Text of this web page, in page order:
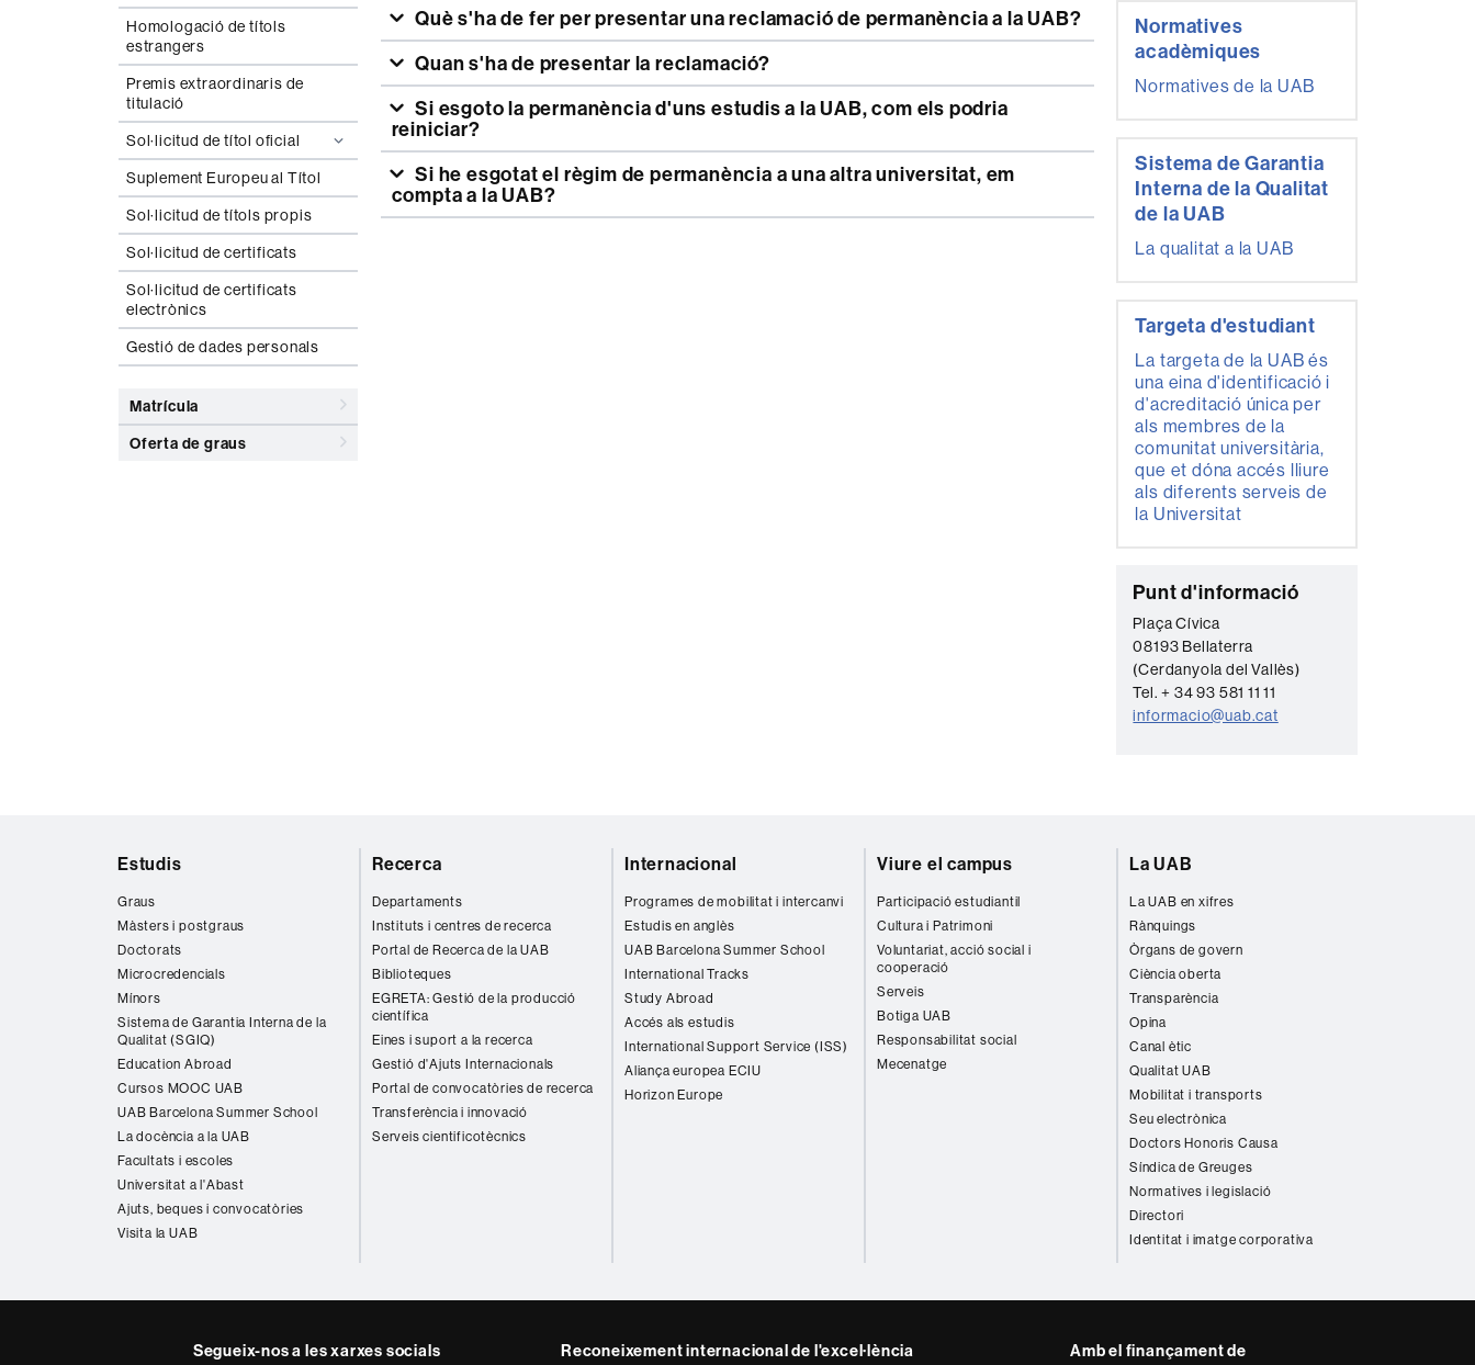
Homologació de títols
estrangers
Premis extraordinaris de
titulació
Sol·licitud de títol oficial
Suplement Europeu al Títol
Sol·licitud de títols propis
Sol·licitud de certificats
Sol·licitud de certificats
electrònics
Gestió de dades personals
Matrícula
Oferta de graus
Què s'ha de fer per presentar una reclamació de permanència a la UAB?
Quan s'ha de presentar la reclamació?
Si esgoto la permanència d'uns estudis a la UAB, com els podria
reiniciar?
Si he esgotat el règim de permanència a una altra universitat, em
compta a la UAB?
Normatives
acadèmiques
Normatives de la UAB
Sistema de Garantia
Interna de la Qualitat
de la UAB
La qualitat a la UAB
Targeta d'estudiant
La targeta de la UAB és
una eina d'identificació i
d'acreditació única per
als membres de la
comunitat universitària,
que et dóna accés lliure
als diferents serveis de
la Universitat
C
o
n
t
a
Punt d'informació
Plaça Cívica
08193 Bellaterra
(Cerdanyola del Vallès)
Tel. + 34 93 581 11 11
informacio@uab.cat
Estudis
Graus
Màsters i postgraus
Doctorats
Microcredencials
Mínors
Sistema de Garantia Interna de la
Qualitat (SGIQ)
Education Abroad
Cursos MOOC UAB
UAB Barcelona Summer School
La docència a la UAB
Facultats i escoles
Universitat a l'Abast
Ajuts, beques i convocatòries
Visita la UAB
Recerca
Departaments
Instituts i centres de recerca
Portal de Recerca de la UAB
Biblioteques
EGRETA: Gestió de la producció
científica
Eines i suport a la recerca
Gestió d'Ajuts Internacionals
Portal de convocatòries de recerca
Transferència i innovació
Serveis cientificotècnics
Internacional
Programes de mobilitat i intercanvi
Estudis en anglès
UAB Barcelona Summer School
International Tracks
Study Abroad
Accés als estudis
International Support Service (ISS)
Aliança europea ECIU
Horizon Europe
Viure el campus
Participació estudiantil
Cultura i Patrimoni
Voluntariat, acció social i
cooperació
Serveis
Botiga UAB
Responsabilitat social
Mecenatge
La UAB
La UAB en xifres
Rànquings
Òrgans de govern
Ciència oberta
Transparència
Opina
Canal ètic
Qualitat UAB
Mobilitat i transports
Seu electrònica
Doctors Honoris Causa
Síndica de Greuges
Normatives i legislació
Directori
Identitat i imatge corporativa
Segueix-nos a les xarxes socials Reconeixement internacional de l'excel·lència Amb el finançament de